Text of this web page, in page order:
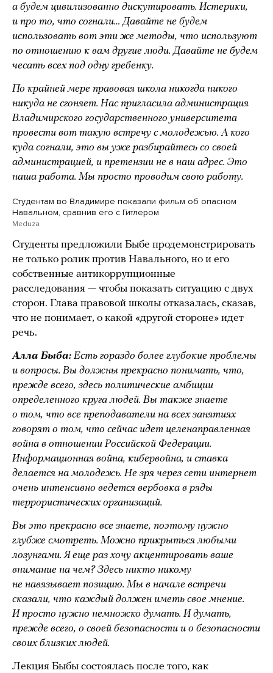
а будем цивилизованно дискутировать. Истерики,
и про то, что согнали… Давайте не будем
использовать вот эти же методы, что используют
по отношению к вам другие люди. Давайте не будем
чесать всех под одну гребенку.
По крайней мере правовая школа никогда никого
никуда не сгоняет. Нас пригласила администрация
Владимирского государственного университета
провести вот такую встречу с молодежью. А кого
куда согнали, это вы уже разбирайтесь со своей
администрацией, и претензии не в наш адрес. Это
наша работа. Мы просто проводим свою работу.
Студентам во Владимире показали фильм об опасном
Навальном, сравнив его с Гитлером
Meduza
Студенты предложили Быбе продемонстрировать
не только ролик против Навального, но и его
собственные антикоррупционные
расследования — чтобы показать ситуацию с двух
сторон. Глава правовой школы отказалась, сказав,
что не понимает, о какой «другой стороне» идет
речь.
Алла Быба: Есть гораздо более глубокие проблемы
и вопросы. Вы должны прекрасно понимать, что,
прежде всего, здесь политические амбиции
определенного круга людей. Вы также знаете
о том, что все преподаватели на всех занятиях
говорят о том, что сейчас идет целенаправленная
война в отношении Российской Федерации.
Информационная война, кибервойна, и ставка
делается на молодежь. Не зря через сети интернет
очень интенсивно ведется вербовка в ряды
террористических организаций.
Вы это прекрасно все знаете, поэтому нужно
глубже смотреть. Можно прикрыться любыми
лозунгами. Я еще раз хочу акцентировать ваше
внимание на чем? Здесь никто никому
не навязывает позицию. Мы в начале встречи
сказали, что каждый должен иметь свое мнение.
И просто нужно немножко думать. И думать,
прежде всего, о своей безопасности и о безопасности
своих близких людей.
Лекция Быбы состоялась после того, как